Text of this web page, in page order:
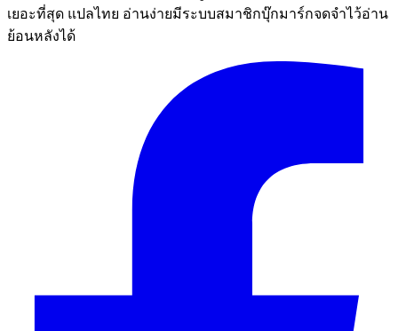
เยอะที่สุด แปลไทย อ่านง่ายมีระบบสมาชิกบุ๊กมาร์กจดจำไว้อ่าน
ย้อนหลังได้